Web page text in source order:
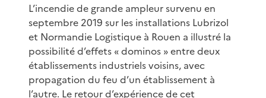
L’incendie de grande ampleur survenu en
septembre 2019 sur les installations Lubrizol
et Normandie Logistique à Rouen a illustré la
possibilité d’effets « dominos » entre deux
établissements industriels voisins, avec
propagation du feu d’un établissement à
l’autre. Le retour d’expérience de cet